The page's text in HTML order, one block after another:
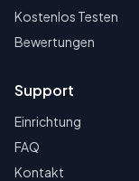
Kostenlos Testen
Bewertungen
Support
Einrichtung
FAQ
Kontakt